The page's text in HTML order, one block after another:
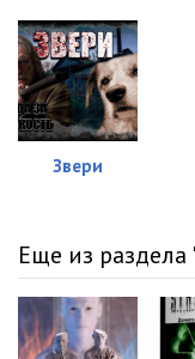
Звери
Еще из раздела